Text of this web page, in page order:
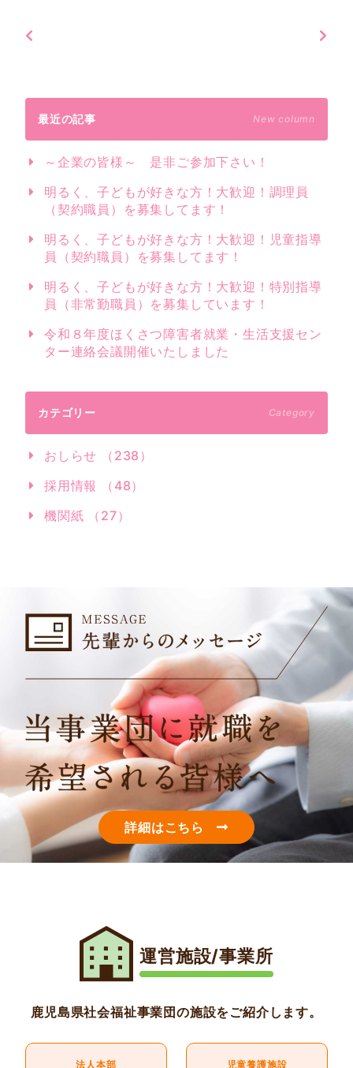
最近の記事 New column
～企業の皆様～ 是非ご参加下さい！
明るく、子どもが好きな方！大歓迎！調理員
（契約職員）を募集してます！
明るく、子どもが好きな方！大歓迎！児童指導
員（契約職員）を募集してます！
明るく、子どもが好きな方！大歓迎！特別指導
員（非常勤職員）を募集しています！
令和８年度ほくさつ障害者就業・生活支援セン
ター連絡会議開催いたしました
カテゴリー Category
おしらせ （238）
採用情報 （48）
機関紙 （27）
詳細はこちら
運営施設/事業所
鹿児島県社会福祉事業団の施設をご紹介します。
法人本部 児童養護施設